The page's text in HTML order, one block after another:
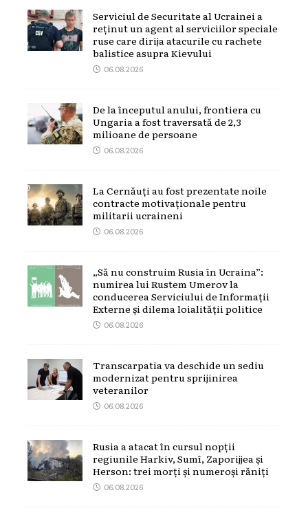
Serviciul de Securitate al Ucrainei a
reținut un agent al serviciilor speciale
ruse care dirija atacurile cu rachete
balistice asupra Kievului
06.08.2026
De la începutul anului, frontiera cu
Ungaria a fost traversată de 2,3
milioane de persoane
06.08.2026
La Cernăuți au fost prezentate noile
contracte motivaționale pentru
militarii ucraineni
06.08.2026
„Să nu construim Rusia în Ucraina”:
numirea lui Rustem Umerov la
conducerea Serviciului de Informații
Externe și dilema loialității politice
06.08.2026
Transcarpatia va deschide un sediu
modernizat pentru sprijinirea
veteranilor
06.08.2026
Rusia a atacat în cursul nopții
regiunile Harkiv, Sumî, Zaporijjea și
Herson: trei morți și numeroși răniți
06.08.2026